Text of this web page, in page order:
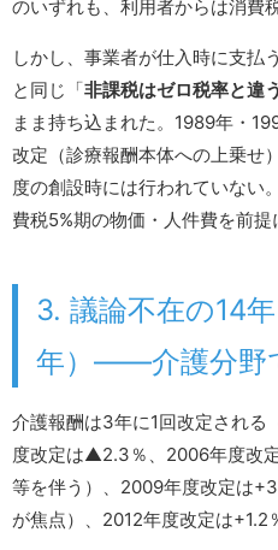
のいずれも、利用者からは消費
しかし、事業者が仕入時に支払
と同じ「非課税はゼロ税率と違う
まま持ち込まれた。1989年・
改定（診療報酬本体への上乗せ
度の創設時には行われていない
費税5%期の物価・人件費を前提
3. 議論不在の14
年）――介護分野
介護報酬は3年に1回改定され
度改定は▲2.3％、2006年度改
等を伴う）、2009年度改定は
が焦点）、2012年度改定は+1.2